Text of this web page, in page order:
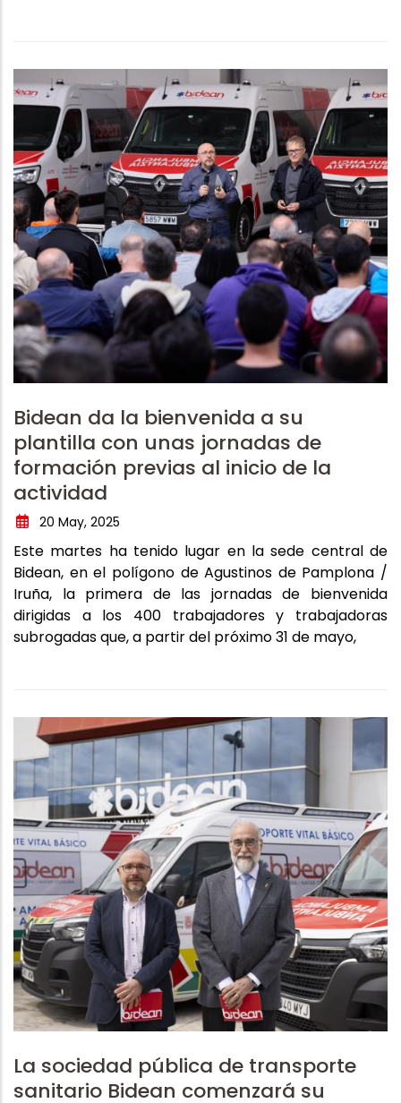
Bidean da la bienvenida a su
plantilla con unas jornadas de
formación previas al inicio de la
actividad
20 May, 2025
Este martes ha tenido lugar en la sede central de
Bidean, en el polígono de Agustinos de Pamplona /
Iruña, la primera de las jornadas de bienvenida
dirigidas a los 400 trabajadores y trabajadoras
subrogadas que, a partir del próximo 31 de mayo,
La sociedad pública de transporte
sanitario Bidean comenzará su